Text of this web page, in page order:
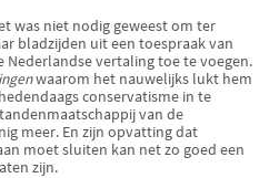
was niet nodig geweest om ter
bladzijden uit een toespraak van
Nederlandse vertaling toe te voegen.
waarom het nauwelijks lukt hem
conservatisme in te
van de
meer. En zijn opvatting dat
moet sluiten kan net zo goed een
zijn.